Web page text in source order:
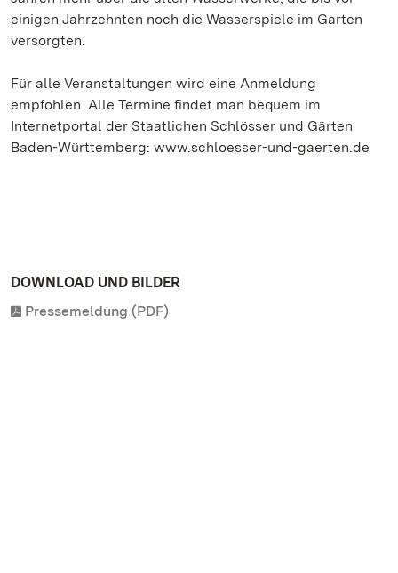
einigen Jahrzehnten noch die Wasserspiele im Garten
versorgten.
Für alle Veranstaltungen wird eine Anmeldung
empfohlen. Alle Termine findet man bequem im
Internetportal der Staatlichen Schlösser und Gärten
Baden-Württemberg: www.schloesser-und-gaerten.de
DOWNLOAD UND BILDER
Pressemeldung (PDF)